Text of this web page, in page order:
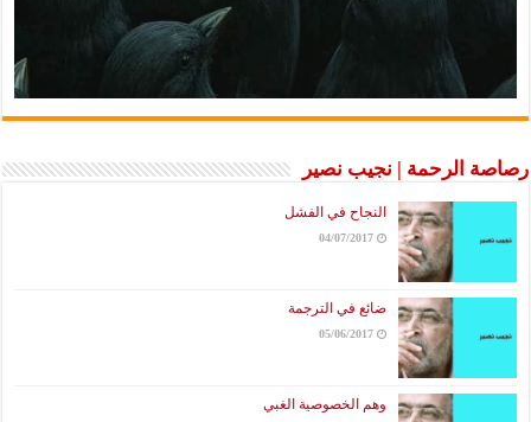
رصاصة الرحمة | نجيب نصير
النجاح في الفشل
04/07/2017
ضائع في الترجمة
05/06/2017
وهم الخصوصية الغبي